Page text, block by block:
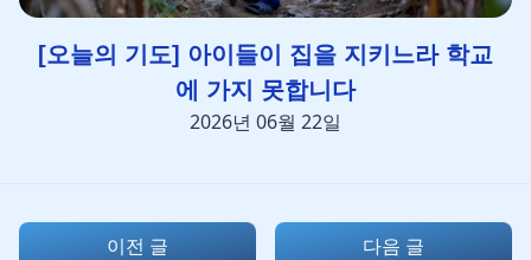
[오늘의 기도] 아이들이 집을 지키느라 학교
에 가지 못합니다
2026년 06월 22일
이전 글 다음 글